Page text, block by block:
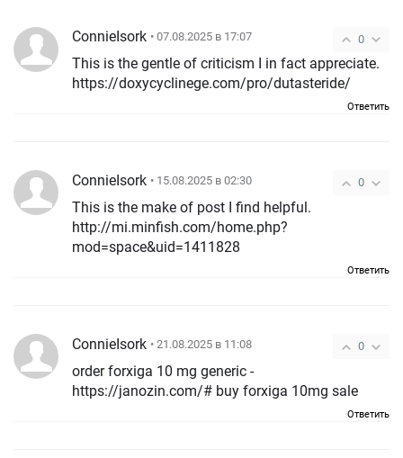
0
ConnieIsork • 07.08.2025 в 17:07
This is the gentle of criticism I in fact appreciate.
https://doxycyclinege.com/pro/dutasteride/
Ответить
0
ConnieIsork • 15.08.2025 в 02:30
This is the make of post I find helpful.
http://mi.minfish.com/home.php?
mod=space&uid=1411828
Ответить
0
ConnieIsork • 21.08.2025 в 11:08
order forxiga 10 mg generic -
https://janozin.com/# buy forxiga 10mg sale
Ответить